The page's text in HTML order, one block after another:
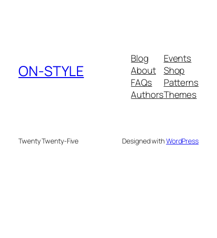
ON-STYLE
Blog
About
FAQs
Authors
Events
Shop
Patterns
Themes
Twenty Twenty-Five Designed withWordPress